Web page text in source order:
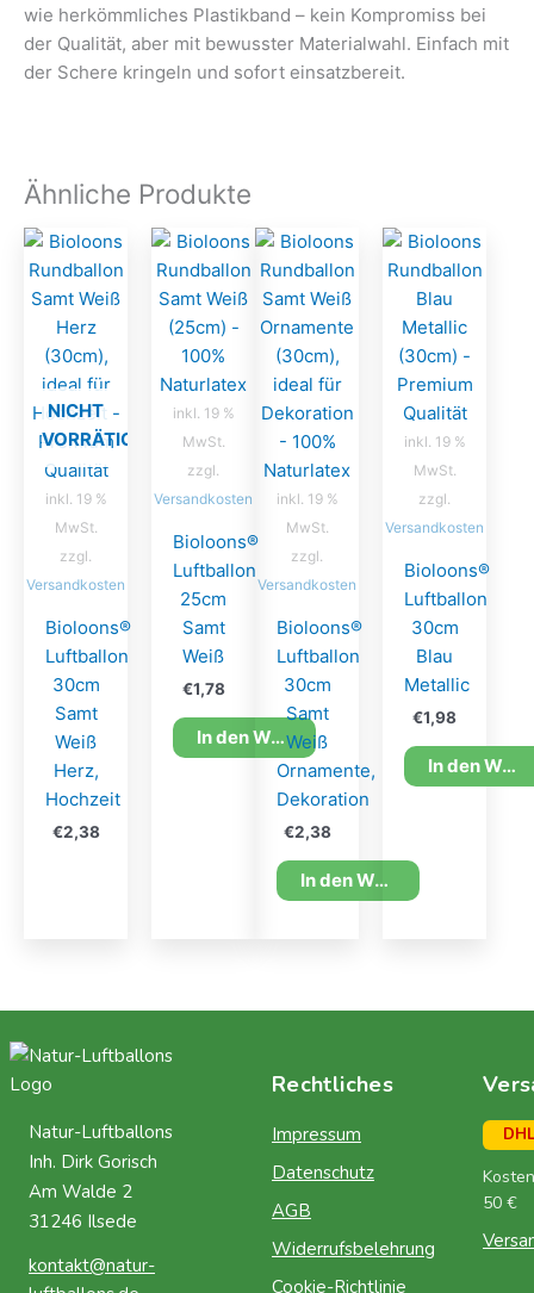
wie herkömmliches Plastikband – kein Kompromiss bei
der Qualität, aber mit bewusster Materialwahl. Einfach mit
der Schere kringeln und sofort einsatzbereit.
Ähnliche Produkte
NICHT
VORRÄTIG
inkl. 19 %
MwSt.
zzgl.
Versandkosten
Bioloons®
Luftballon
30cm
Samt
Weiß
Herz,
Hochzeit
€2,38
inkl. 19 %
MwSt.
zzgl.
Versandkosten
Bioloons®
Luftballon
25cm
Samt
Weiß
€1,78
In den Warenkorb
inkl. 19 %
MwSt.
zzgl.
Versandkosten
Bioloons®
Luftballon
30cm
Samt
Weiß
Ornamente,
Dekoration
€2,38
In den Warenkorb
inkl. 19 %
MwSt.
zzgl.
Versandkosten
Bioloons®
Luftballon
30cm
Blau
Metallic
€1,98
In den Warenkorb
Natur-Luftballons
Inh. Dirk Gorisch
Am Walde 2
31246 Ilsede
kontakt@natur-
Rechtliches
Impressum
Datenschutz
AGB
Widerrufsbelehrung
Cookie-Richtlinie
DHL
50 €